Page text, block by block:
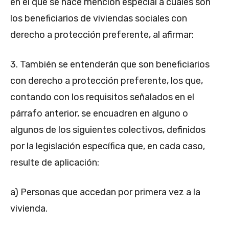
los beneficiarios de viviendas sociales con
derecho a protección preferente, al afirmar:
3. También se entenderán que son beneficiarios
con derecho a protección preferente, los que,
contando con los requisitos señalados en el
párrafo anterior, se encuadren en alguno o
algunos de los siguientes colectivos, definidos
por la legislación específica que, en cada caso,
resulte de aplicación:
a) Personas que accedan por primera vez a la
vivienda.